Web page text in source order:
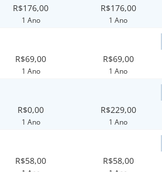
R$176,00
1 Ano
R$176,00
1 Ano
R$69,00
1 Ano
R$69,00
1 Ano
R$0,00
1 Ano
R$229,00
1 Ano
R$58,00 R$58,00